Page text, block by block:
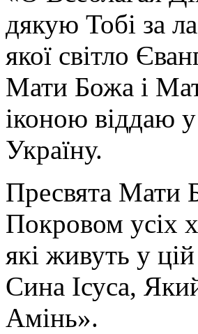
дякую Тобі за
якої світло
Мати Божа і
іконою віддаю
Україну.
Пресвята Мати
Покровом усіх
які живуть у
Сина Ісуса,
Амінь».